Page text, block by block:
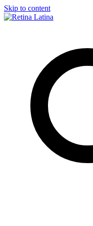
Skip to content